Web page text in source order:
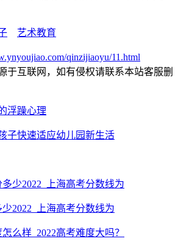
艺术教育
qinzijiaoyu/11.html
于互联网，如有侵权请联系本站客服删
浮躁心理
子快速适应幼儿园新生活
少2022_上海高考分数线为